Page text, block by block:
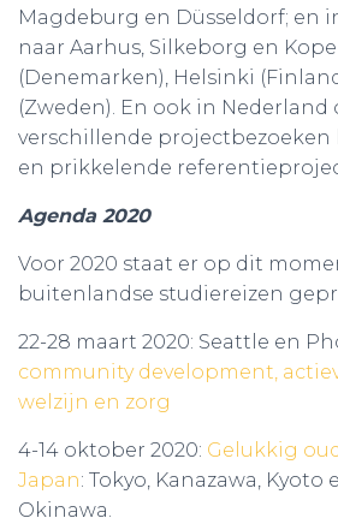
Magdeburg en Düsseldorf; en
naar Aarhus, Silkeborg en
(Denemarken), Helsinki
(Zweden). En ook in
verschillende projectbezoeken
en prikkelende
Agenda 2020
Voor 2020 staat er op dit
buitenlandse studiereizen
22-28 maart 2020: Seattle en
community development,
welzijn en zorg
4-14 oktober 2020: Gelukkig
Japan: Tokyo, Kanazawa, Kyoto
Okinawa.